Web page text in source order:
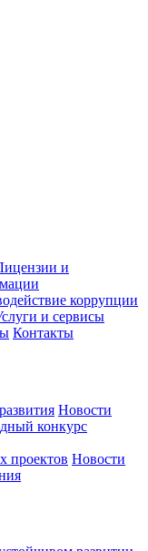
и
коррупции
и сервисы
Контакты
Новости
конкурс
проектов Новости